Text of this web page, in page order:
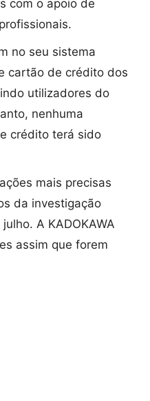
com o apoio de
no seu sistema
cartão de crédito dos
utilizadores do
nenhuma
crédito terá sido
mais precisas
da investigação
A KADOKAWA
assim que forem